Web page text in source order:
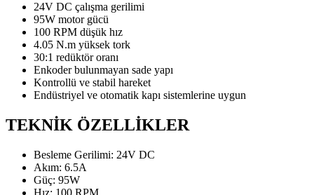
24V DC çalışma gerilimi
95W motor gücü
100 RPM düşük hız
4.05 N.m yüksek tork
30:1 redüktör oranı
Enkoder bulunmayan sade yapı
Kontrollü ve stabil hareket
Endüstriyel ve otomatik kapı sistemlerine uygun
TEKNİK ÖZELLİKLER
Besleme Gerilimi: 24V DC
Akım: 6.5A
Güç: 95W